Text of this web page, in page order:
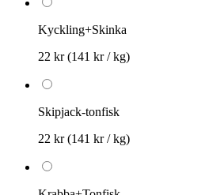
Kyckling+Skinka
22 kr(141 kr / kg)
Skipjack-tonfisk
22 kr(141 kr / kg)